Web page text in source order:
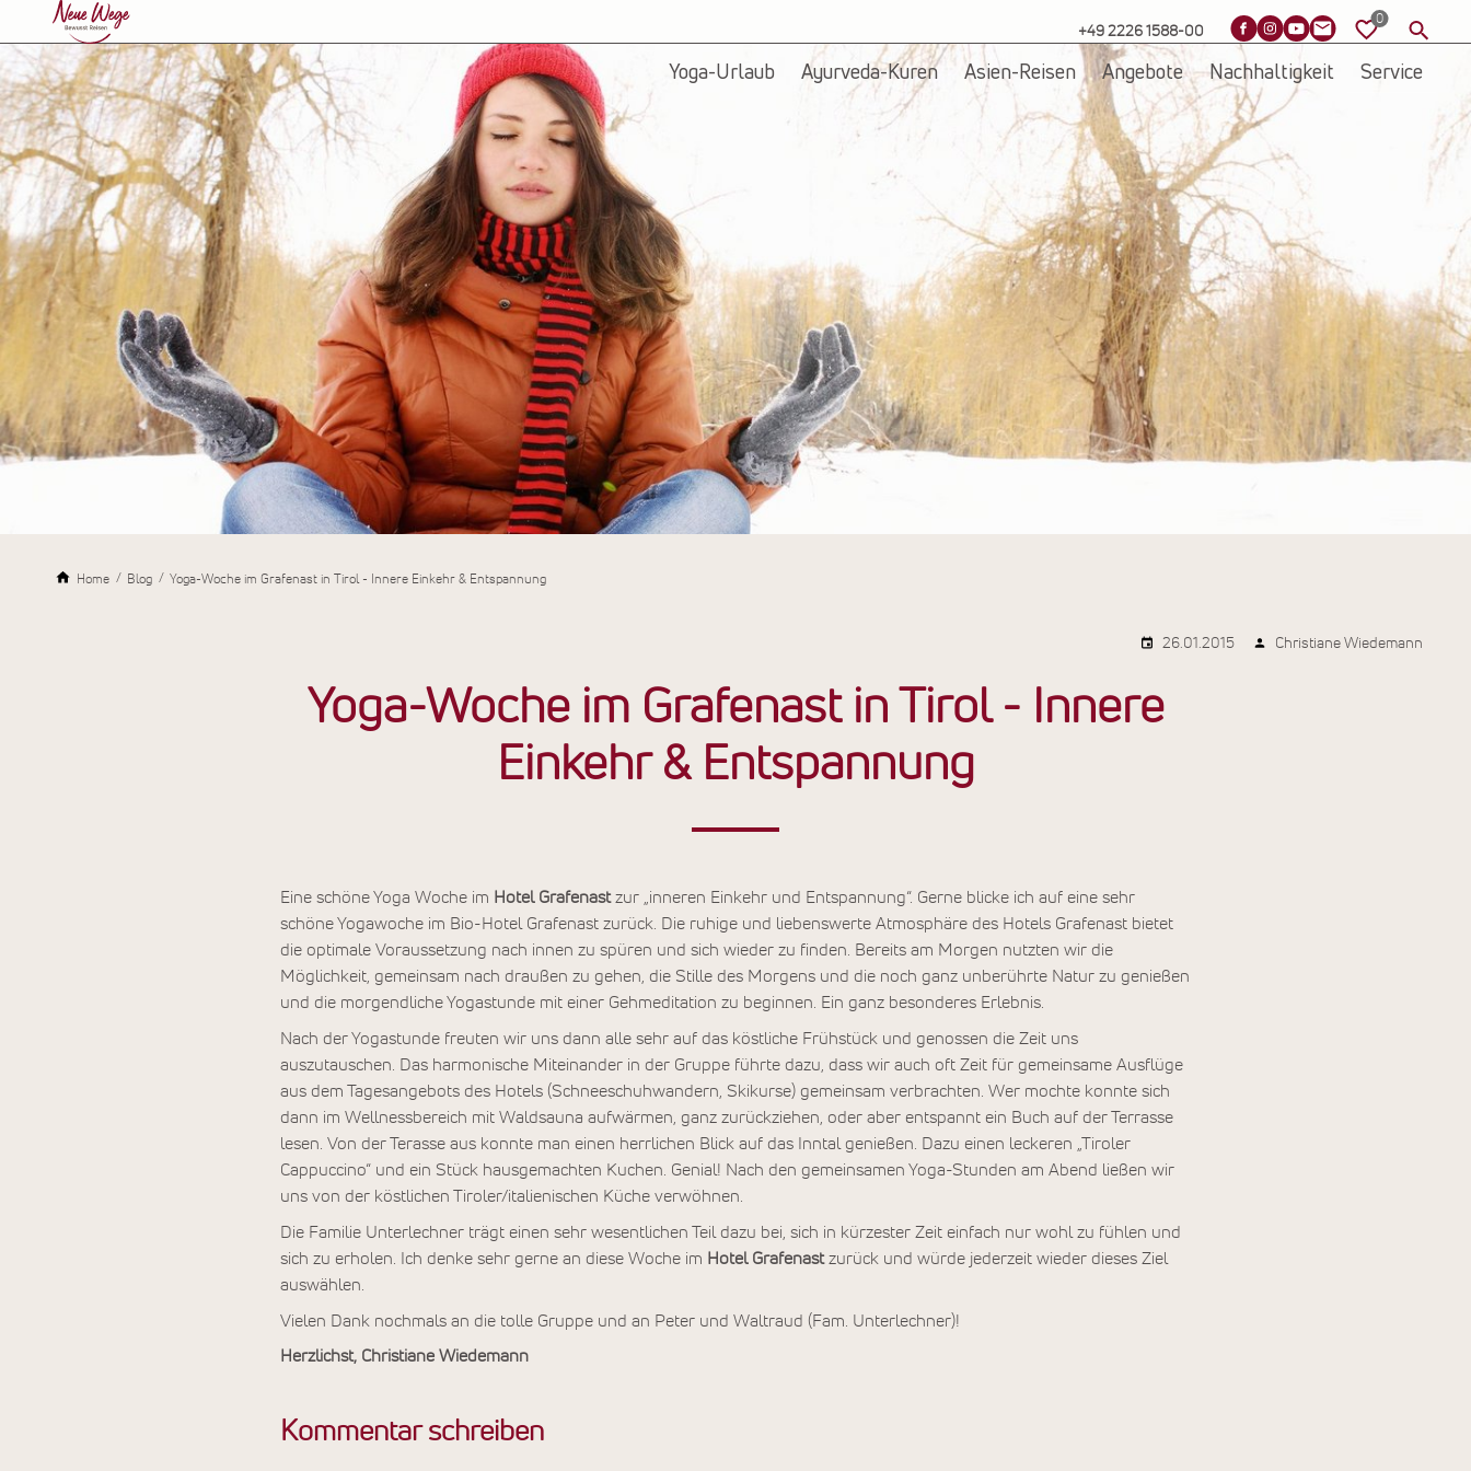
+49 2226 1588-00
Yoga-Urlaub Ayurveda-Kuren Asien-Reisen Angebote Nachhaltigkeit Service
Home Blog Yoga-Woche im Grafenast in Tirol - Innere Einkehr & Entspannung
26.01.2015 Christiane Wiedemann
Yoga-Woche im Grafenast in Tirol - Innere
Einkehr & Entspannung
Eine schöne Yoga Woche im Hotel Grafenastzur „inneren Einkehr und Entspannung“. Gerne blicke ich auf eine sehr
schöne Yogawoche im Bio-Hotel Grafenast zurück. Die ruhige und liebenswerte Atmosphäre des Hotels Grafenast bietet
die optimale Voraussetzung nach innen zu spüren und sich wieder zu finden. Bereits am Morgen nutzten wir die
Möglichkeit, gemeinsam nach draußen zu gehen, die Stille des Morgens und die noch ganz unberührte Natur zu genießen
und die morgendliche Yogastunde mit einer Gehmeditation zu beginnen. Ein ganz besonderes Erlebnis.
Nach der Yogastunde freuten wir uns dann alle sehr auf das köstliche Frühstück und genossen die Zeit uns
auszutauschen. Das harmonische Miteinander in der Gruppe führte dazu, dass wir auch oft Zeit für gemeinsame Ausflüge
aus dem Tagesangebots des Hotels (Schneeschuhwandern, Skikurse) gemeinsam verbrachten. Wer mochte konnte sich
dann im Wellnessbereich mit Waldsauna aufwärmen, ganz zurückziehen, oder aber entspannt ein Buch auf der Terrasse
lesen. Von der Terasse aus konnte man einen herrlichen Blick auf das Inntal genießen. Dazu einen leckeren „Tiroler
Cappuccino“ und ein Stück hausgemachten Kuchen. Genial! Nach den gemeinsamen Yoga-Stunden am Abend ließen wir
uns von der köstlichen Tiroler/italienischen Küche verwöhnen.
Die Familie Unterlechner trägt einen sehr wesentlichen Teil dazu bei, sich in kürzester Zeit einfach nur wohl zu fühlen und
sich zu erholen. Ich denke sehr gerne an diese Woche im Hotel Grafenastzurück und würde jederzeit wieder dieses Ziel
auswählen.
Vielen Dank nochmals an die tolle Gruppe und an Peter und Waltraud (Fam. Unterlechner)!
Herzlichst, Christiane Wiedemann
Kommentar schreiben